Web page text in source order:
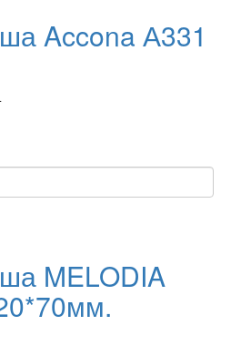
Accona А331
MELODIA